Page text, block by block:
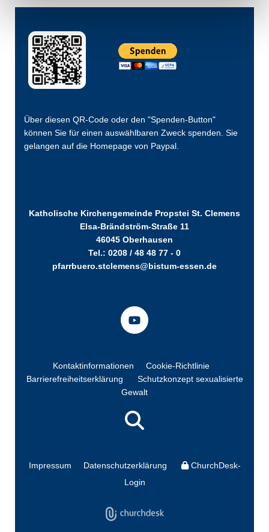
Über diesen QR-Code oder den "Spenden-Button"
können Sie für einen auswählbaren Zweck spenden. Sie
gelangen auf die Homepage von Paypal.
Katholische Kirchengemeinde Propstei St. Clemens
Elsa-Brändström-Straße 11
46045 Oberhausen
Tel.: 0208 / 48 48 77 - 0
pfarrbuero.stclemens@bistum-essen.de
Kontaktinformationen
Cookie-Richtlinie
Barrierefreiheitserklärung
Schutzkonzept sexualisierte
Gewalt
Impressum Datenschutzerklärung
ChurchDesk-
Login